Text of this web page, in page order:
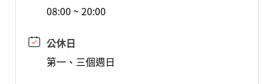
08:00 ~ 20:00
公休日
第一、三個週日